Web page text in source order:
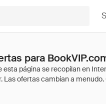
para